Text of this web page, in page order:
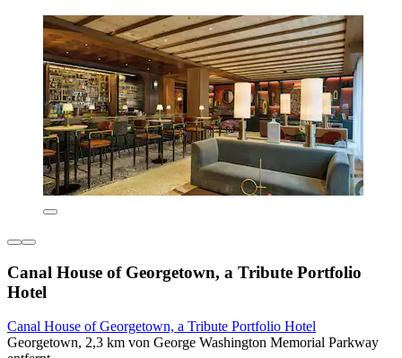
Canal House of Georgetown, a Tribute Portfolio
Hotel
Canal House of Georgetown, a Tribute Portfolio Hotel
Georgetown, 2,3 km von George Washington Memorial Parkway